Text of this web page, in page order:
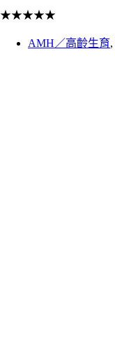
★★★★★
AMH／高齡生育,